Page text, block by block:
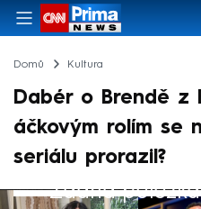
Domů Kultura
Dabér o Brendě z
áčkovým rolím se
seriálu prorazil?
Žádná